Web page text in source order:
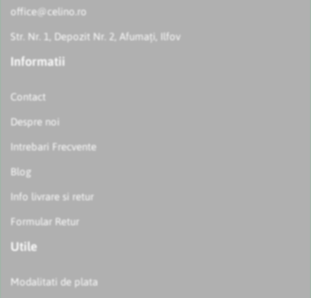
office@celino.ro
Str. Nr. 1, Depozit Nr. 2, Afumați, Ilfov
Informatii
Contact
Despre noi
Intrebari Frecvente
Blog
Info livrare si retur
Formular Retur
Utile
Modalitati de plata